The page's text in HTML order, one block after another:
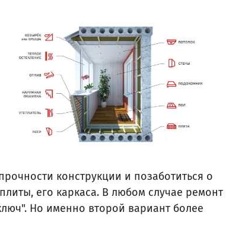
конструкции и позаботиться о
его каркаса. В любом случае ремонт
Но именно второй вариант более